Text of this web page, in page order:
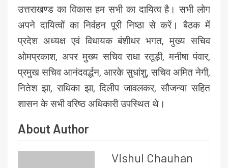
उत्तराखण्ड का विकास हम सभी का दायित्व है। सभी लोग
अपने दायित्वों का निर्वहन पूरी निष्ठा से करें। बैठक में
प्रदेश अध्यक्ष एवं विधायक बंशीधर भगत, मुख्य सचिव
ओमप्रकाश, अपर मुख्य सचिव राधा रतूड़ी, मनीषा पंवार,
प्रमुख सचिव आनंदवर्द्धन, आरके सुधांशु, सचिव अमित नेगी,
नितेश झा, राधिका झा, दिलीप जावलकर, सौजन्या सहित
शासन के सभी वरिष्ठ अधिकारी उपस्थित थे।
About Author
Vishul Chauhan